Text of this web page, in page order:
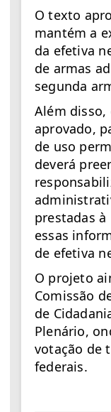
O texto
mantém a
da efetiva
de armas
segunda
Além
aprovado,
de uso
deverá
prestadas à
essas
de efetiva
O projeto
Comissão
de
Plenário,
votação de
federais.